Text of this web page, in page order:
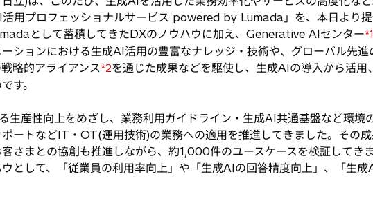
用プロフェッショナルサービス powered by Lumada」を、本日より提
として蓄積してきたDXのノウハウに加え、Generative AIセンター*1
ションにおける生成AI活用の豊富なナレッジ・技術や、グローバル先
略的アライアンス*2を通じた成果などを駆使し、生成AIの導入から活用
す。
生産性向上をめざし、業務利用ガイドライン・生成AI共通基盤など環境
ートなどIT・OT(運用技術)の業務への適用を推進してきました。その
さまとの協創も推進しながら、約1,000件のユースケースを検証してき
として、「従業員の利用率向上」や「生成AIの回答精度向上」、「生